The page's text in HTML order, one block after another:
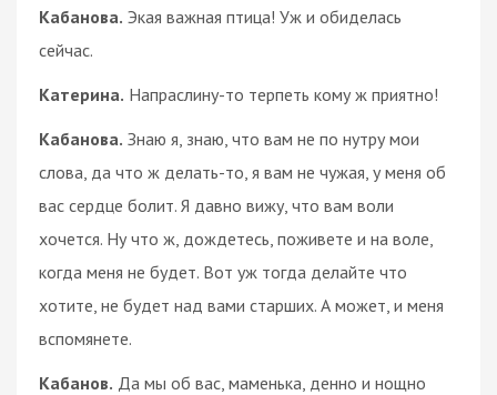
Кабанова. Экая важная птица! Уж и обиделась
сейчас.
Катерина. Напраслину-то терпеть кому ж приятно!
Кабанова. Знаю я, знаю, что вам не по нутру мои
слова, да что ж делать-то, я вам не чужая, у меня об
вас сердце болит. Я давно вижу, что вам воли
хочется. Ну что ж, дождетесь, поживете и на воле,
когда меня не будет. Вот уж тогда делайте что
хотите, не будет над вами старших. А может, и меня
вспомянете.
Кабанов. Да мы об вас, маменька, денно и нощно